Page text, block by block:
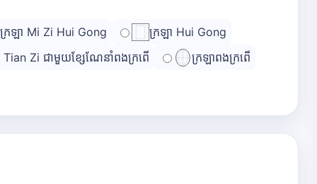
ក្រឡា Mi Zi Hui Gong
ក្រឡា Hui Gong
Tian Zi ជាមួយខ្សែណែនាំពងក្រពើ
ក្រឡាពងក្រពើ